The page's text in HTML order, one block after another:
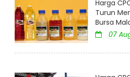
Harga
Turun
Bursa
07